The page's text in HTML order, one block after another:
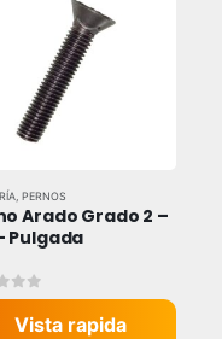
PERNOS
Arado Grado 2 –
Pulgada
of 5
Vista rapida